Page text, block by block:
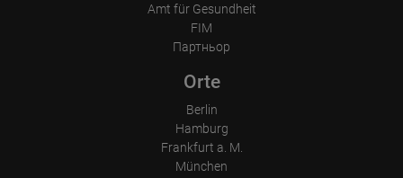
Amt für Gesundheit
FIM
Партньор
Orte
Berlin
Hamburg
Frankfurt a. M.
München